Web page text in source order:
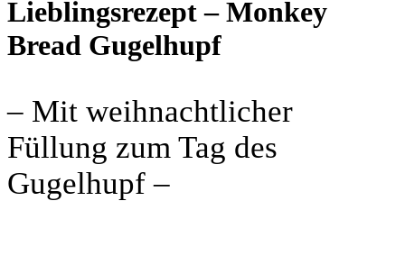
Lieblingsrezept – Monkey
Bread Gugelhupf
– Mit weihnachtlicher
Füllung zum Tag des
Gugelhupf –